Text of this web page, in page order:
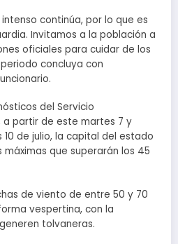
continúa, por lo que es
Invitamos a la población a
oficiales para cuidar de los
concluya con
del Servicio
a partir de este martes 7 y
de julio, la capital del estado
que superarán los 45
de viento de entre 50 y 70
vespertina, con la
tolvaneras.